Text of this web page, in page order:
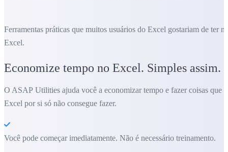
Ferramentas práticas que muitos usuários do Excel gostariam de ter
Excel.
Economize tempo no Excel. Simples assim.
O ASAP Utilities ajuda você a economizar tempo e fazer coisas que o
Excel por si só não consegue fazer.
Você pode começar imediatamente. Não é necessário treinamento.